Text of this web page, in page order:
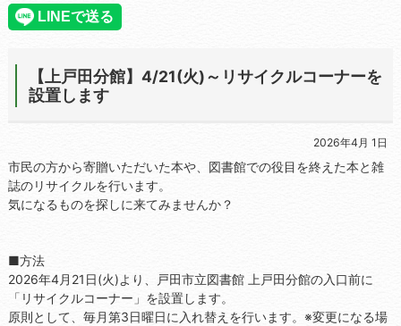
【上戸田分館】4/21(火)～リサイクルコーナーを
設置します
2026年4月 1日
市民の方から寄贈いただいた本や、図書館での役目を終えた本と雑
誌のリサイクルを行います。
気になるものを探しに来てみませんか？
■方法
2026年4月21日(火)より、戸田市立図書館 上戸田分館の入口前に
「リサイクルコーナー」を設置します。
原則として、毎月第3日曜日に入れ替えを行います。※変更になる場